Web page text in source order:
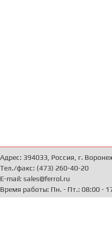
Адрес: 394033, Россия, г.
Тел./факс: (473) 260-40-20
E-mail: sales@ferrol.ru
Время работы: Пн. - Пт.: 08:00 -